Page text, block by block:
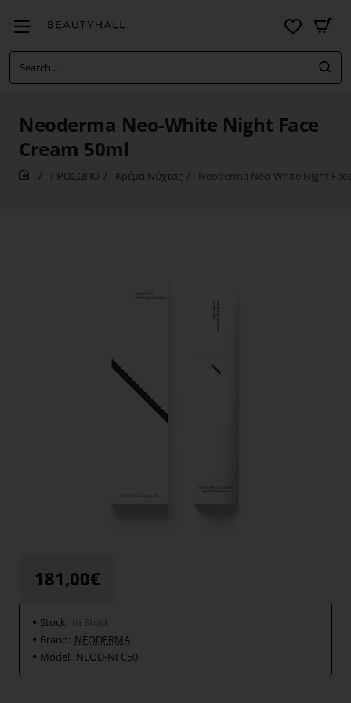
Search...
Neoderma Neo-White Night Face
Cream 50ml
ΠΡΟΣΩΠΟ Κρέμα Νύχτας Neoderma Neo-White Night
181,00€
Stock: In Stock
Brand: NEODERMA
Model: NEOD-NFC50